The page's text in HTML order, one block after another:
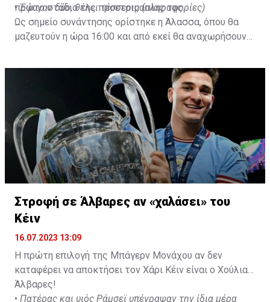
πρώτο στάδιο της προετοιμασίας της.
•Έφυγαν δύο, θέλει τέσσερις (πληροφορίες)
Ως σημείο συνάντησης ορίστηκε η Άλασσα, όπου θα
μαζευτούν η ώρα 16:00 και από εκεί θα αναχωρήσουν
δώοσυν το παρών τους στην απογευματινή προπόνηση
Στροφή σε Άλβαρες αν «χαλάσει» του
Κέιν
16.07.2023 13:09
Η πρώτη επιλογή της Μπάγερν Μονάχου αν δεν
καταφέρει να αποκτήσει τον Χάρι Κέιν είναι ο Χούλιαν
Άλβαρες!
• Πατέρας και υιός Ράμσεϊ υπέγραψαν την ίδια μέρα